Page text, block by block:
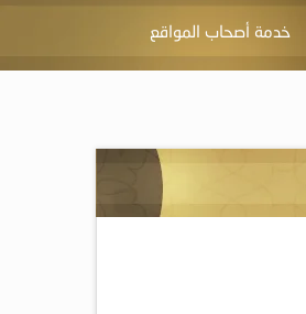
خدمة أصحاب المواقع